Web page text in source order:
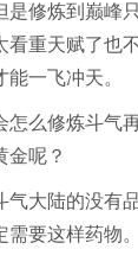
是修炼到巅峰
看重天赋了也
一飞冲天。
怎么修炼斗气
金呢？
气大陆的没有
要这样药物。